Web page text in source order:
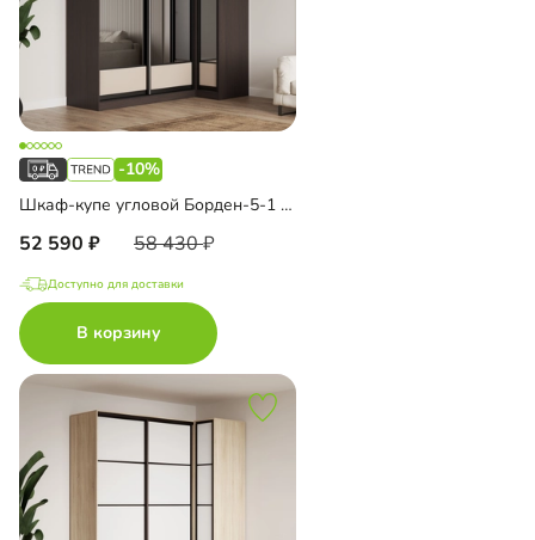
-10%
Шкаф-купе угловой Борден-5-1 1000
52 590 58 430
Доступно для доставки
В корзину